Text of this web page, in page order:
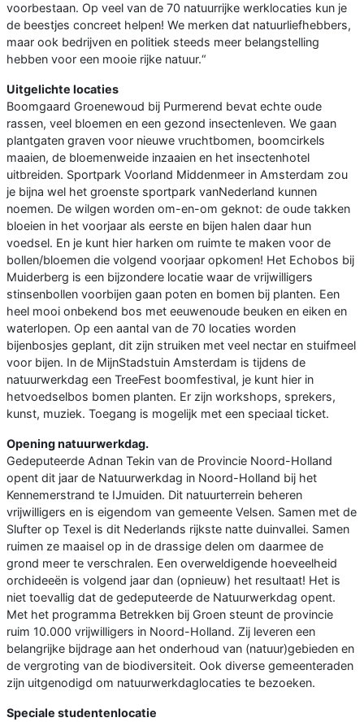
voorbestaan. Op veel van de 70 natuurrijke werklocaties kun je
de beestjes concreet helpen! We merken dat natuurliefhebbers,
maar ook bedrijven en politiek steeds meer belangstelling
hebben voor een mooie rijke natuur.“
Uitgelichte locaties
Boomgaard Groenewoud bij Purmerend bevat echte oude
rassen, veel bloemen en een gezond insectenleven. We gaan
plantgaten graven voor nieuwe vruchtbomen, boomcirkels
maaien, de bloemenweide inzaaien en het insectenhotel
uitbreiden. Sportpark Voorland Middenmeer in Amsterdam zou
je bijna wel het groenste sportpark vanNederland kunnen
noemen. De wilgen worden om-en-om geknot: de oude takken
bloeien in het voorjaar als eerste en bijen halen daar hun
voedsel. En je kunt hier harken om ruimte te maken voor de
bollen/bloemen die volgend voorjaar opkomen! Het Echobos bij
Muiderberg is een bijzondere locatie waar de vrijwilligers
stinsenbollen voorbijen gaan poten en bomen bij planten. Een
heel mooi onbekend bos met eeuwenoude beuken en eiken en
waterlopen. Op een aantal van de 70 locaties worden
bijenbosjes geplant, dit zijn struiken met veel nectar en stuifmeel
voor bijen. In de MijnStadstuin Amsterdam is tijdens de
natuurwerkdag een TreeFest boomfestival, je kunt hier in
hetvoedselbos bomen planten. Er zijn workshops, sprekers,
kunst, muziek. Toegang is mogelijk met een speciaal ticket.
Opening natuurwerkdag.
Gedeputeerde Adnan Tekin van de Provincie Noord-Holland
opent dit jaar de Natuurwerkdag in Noord-Holland bij het
Kennemerstrand te IJmuiden. Dit natuurterrein beheren
vrijwilligers en is eigendom van gemeente Velsen. Samen met de
Slufter op Texel is dit Nederlands rijkste natte duinvallei. Samen
ruimen ze maaisel op in de drassige delen om daarmee de
grond meer te verschralen. Een overweldigende hoeveelheid
orchideeën is volgend jaar dan (opnieuw) het resultaat! Het is
niet toevallig dat de gedeputeerde de Natuurwerkdag opent.
Met het programma Betrekken bij Groen steunt de provincie
ruim 10.000 vrijwilligers in Noord-Holland. Zij leveren een
belangrijke bijdrage aan het onderhoud van (natuur)gebieden en
de vergroting van de biodiversiteit. Ook diverse gemeenteraden
zijn uitgenodigd om natuurwerkdaglocaties te bezoeken.
Speciale studentenlocatie